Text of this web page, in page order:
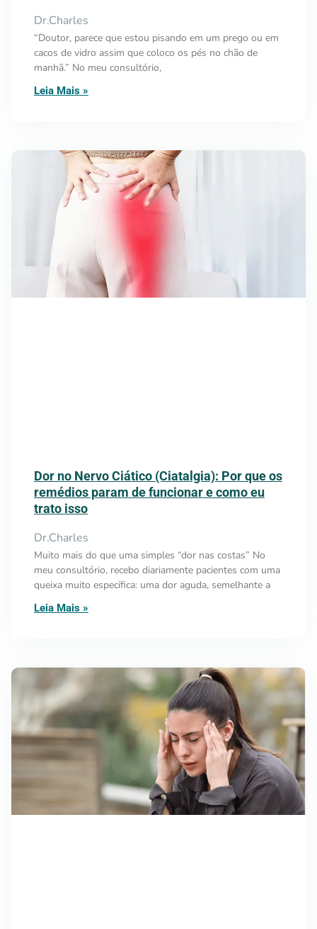
Dr.Charles
“Doutor, parece que estou pisando em um prego ou em
cacos de vidro assim que coloco os pés no chão de
manhã.” No meu consultório,
Leia Mais »
Dor no Nervo Ciático (Ciatalgia): Por que os
remédios param de funcionar e como eu
trato isso
Dr.Charles
Muito mais do que uma simples “dor nas costas” No
meu consultório, recebo diariamente pacientes com uma
queixa muito específica: uma dor aguda, semelhante a
Leia Mais »